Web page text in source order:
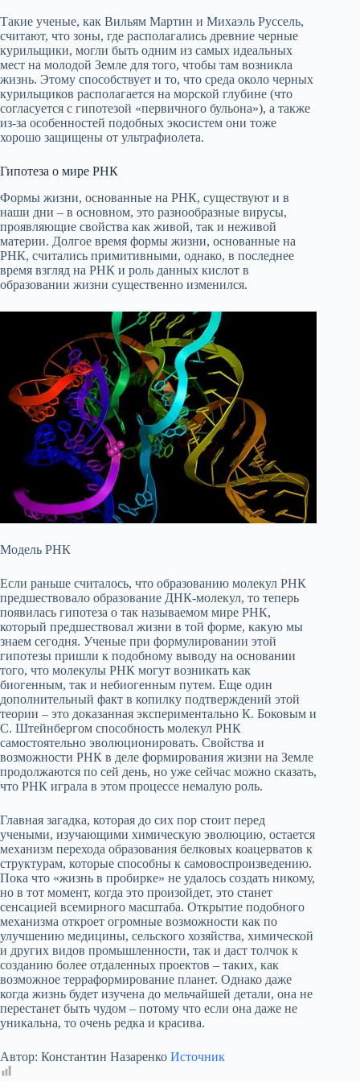
Такие ученые, как Вильям Мартин и Михаэль Руссель,
считают, что зоны, где располагались древние черные
курильщики, могли быть одним из самых идеальных
мест на молодой Земле для того, чтобы там возникла
жизнь. Этому способствует и то, что среда около черных
курильщиков располагается на морской глубине (что
согласуется с гипотезой «первичного бульона»), а также
из-за особенностей подобных экосистем они тоже
хорошо защищены от ультрафиолета.
Гипотеза о мире РНК
Формы жизни, основанные на РНК, существуют и в
наши дни – в основном, это разнообразные вирусы,
проявляющие свойства как живой, так и неживой
материи. Долгое время формы жизни, основанные на
РНК, считались примитивными, однако, в последнее
время взгляд на РНК и роль данных кислот в
образовании жизни существенно изменился.
Модель РНК
Если раньше считалось, что образованию молекул РНК
предшествовало образование ДНК-молекул, то теперь
появилась гипотеза о так называемом мире РНК,
который предшествовал жизни в той форме, какую мы
знаем сегодня. Ученые при формулировании этой
гипотезы пришли к подобному выводу на основании
того, что молекулы РНК могут возникать как
биогенным, так и небиогенным путем. Еще один
дополнительный факт в копилку подтверждений этой
теории – это доказанная экспериментально К. Боковым и
С. Штейнбергом способность молекул РНК
самостоятельно эволюционировать. Свойства и
возможности РНК в деле формирования жизни на Земле
продолжаются по сей день, но уже сейчас можно сказать,
что РНК играла в этом процессе немалую роль.
Главная загадка, которая до сих пор стоит перед
учеными, изучающими химическую эволюцию, остается
механизм перехода образования белковых коацерватов к
структурам, которые способны к самовоспроизведению.
Пока что «жизнь в пробирке» не удалось создать никому,
но в тот момент, когда это произойдет, это станет
сенсацией всемирного масштаба. Открытие подобного
механизма откроет огромные возможности как по
улучшению медицины, сельского хозяйства, химической
и других видов промышленности, так и даст толчок к
созданию более отдаленных проектов – таких, как
возможное терраформирование планет. Однако даже
когда жизнь будет изучена до мельчайшей детали, она не
перестанет быть чудом – потому что если она даже не
уникальна, то очень редка и красива.
Автор: Константин Назаренко Источник